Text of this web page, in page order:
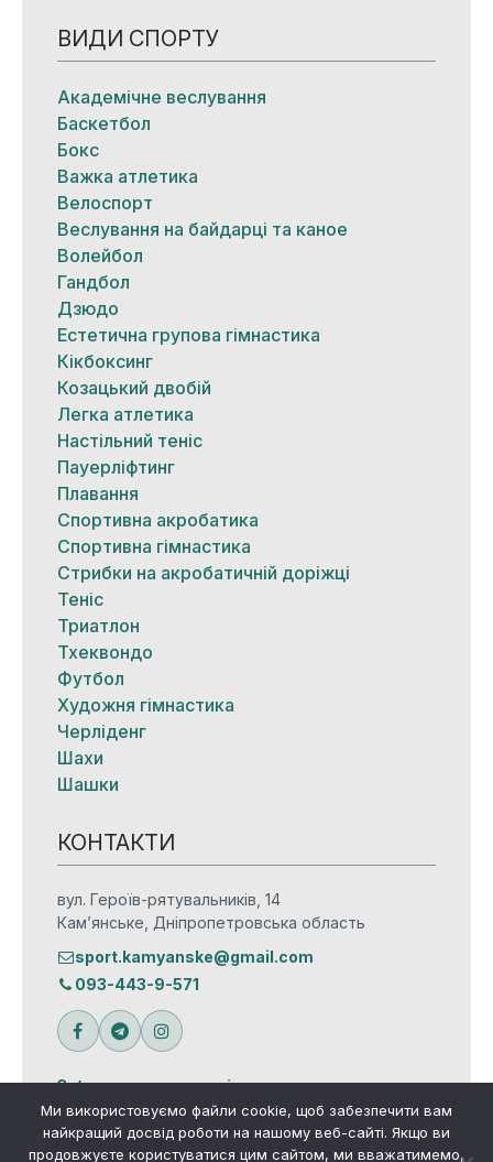
ВИДИ СПОРТУ
Академічне веслування
Баскетбол
Бокс
Важка атлетика
Велоспорт
Веслування на байдарці та каное
Волейбол
Гандбол
Дзюдо
Естетична групова гімнастика
Кікбоксинг
Козацький двобій
Легка атлетика
Настільний теніс
Пауерліфтинг
Плавання
Спортивна акробатика
Спортивна гімнастика
Стрибки на акробатичній доріжці
Теніс
Триатлон
Тхеквондо
Футбол
Художня гімнастика
Черліденг
Шахи
Шашки
КОНТАКТИ
вул. Героїв-рятувальників, 14
Кам’янське, Дніпропетровська область
sport.kamyanske@gmail.com
093-443-9-571
Зв’язатися з редакцією
Ми використовуємо файли cookie, щоб забезпечити вам
найкращий досвід роботи на нашому веб-сайті. Якщо ви
продовжуєте користуватися цим сайтом, ми вважатимемо,